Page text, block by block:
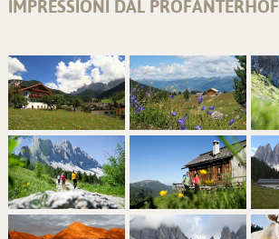
IMPRESSIONI DAL PROFANTERHOF